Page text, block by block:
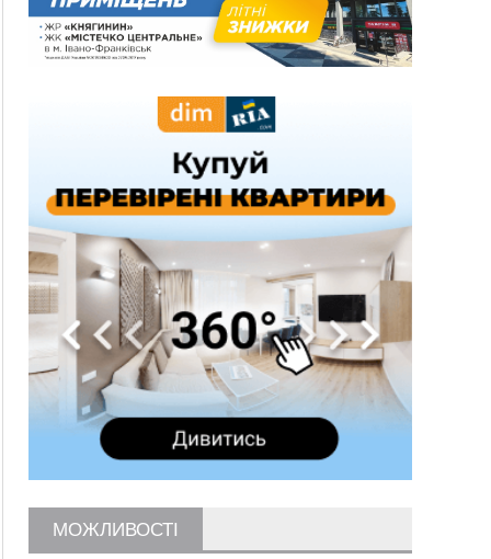
13:30
ФОТО На Калущині розшукали чоловіка, який
три дні блукав у лісі
13:14
Боднар розповів про реакцію влади Польщі
"Едельвейси" щемливо привітали рідну
Коломию з Днем міста
Вчора у Франківську, Коломиї, Долині та
Яремче зафіксували рекордну спеку
11:45
У Надвірній п'яна жінка побила малолітнього
хлопчика: суд призначив штраф і 30 тисяч
компенсації
11:17
У басейні Дністра встановилася гідрологічна
посуха - рівні води наблизилися до найнижчих
показників
11:09
У Бурштині поблизу АЗС сталася масова бійка,
поліція з'ясовує обставини
ФОП із Житомира після купівлі права
вимоги за 120 тисяч позивається до
Франківська на понад 20 млн грн
збирання ягід
МОЖЛИВОСТІ